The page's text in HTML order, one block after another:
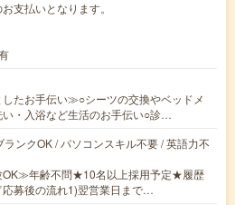
支払いとなります。
たお手伝い≫○シーツの交換やベッドメ
い・入浴など生活のお手伝い○診…
ランクOK / パソコンスキル不要 / 英語力不
OK≫年齢不問★10名以上採用予定★履歴
募後の流れ1)翌営業日まで…